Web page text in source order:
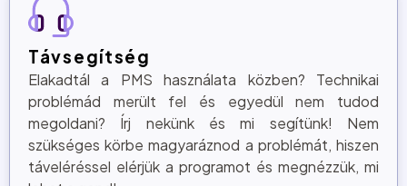
Távsegítség
Elakadtál a PMS használata közben? Technikai
problémád merült fel és egyedül nem tudod
megoldani? Írj nekünk és mi segítünk! Nem
szükséges körbe magyaráznod a problémát, hiszen
táveléréssel elérjük a programot és megnézzük, mi